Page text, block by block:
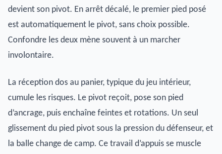
devient son pivot. En arrêt décalé, le premier pied posé
est automatiquement le pivot, sans choix possible.
Confondre les deux mène souvent à un marcher
involontaire.
La réception dos au panier, typique du jeu intérieur,
cumule les risques. Le pivot reçoit, pose son pied
d’ancrage, puis enchaîne feintes et rotations. Un seul
glissement du pied pivot sous la pression du défenseur, et
la balle change de camp. Ce travail d’appuis se muscle